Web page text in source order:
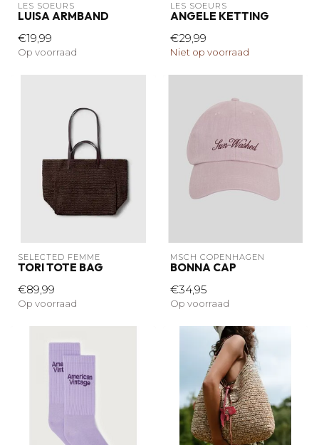
LES SOEURS
LUISA ARMBAND
€19,99
Op voorraad
LES SOEURS
ANGELE KETTING
€29,99
Niet op voorraad
SELECTED FEMME
TORI TOTE BAG
€89,99
Op voorraad
MSCH COPENHAGEN
BONNA CAP
€34,95
Op voorraad